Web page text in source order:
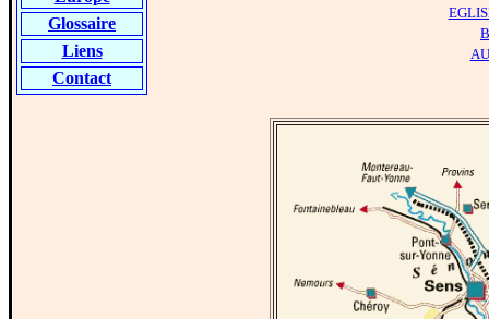
Glossaire
Liens
Contact